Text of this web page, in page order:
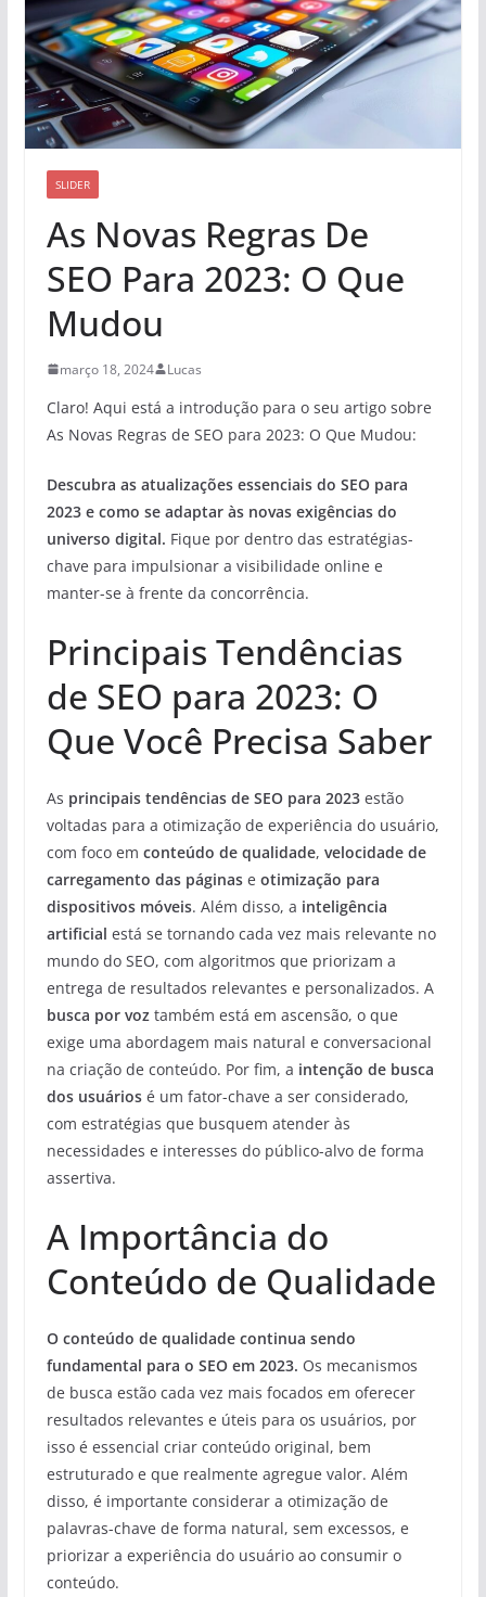
SLIDER
As Novas Regras De
SEO Para 2023: O Que
Mudou
março 18, 2024 Lucas
Claro! Aqui está a introdução para o seu artigo sobre
As Novas Regras de SEO para 2023: O Que Mudou:
Descubra as atualizações essenciais do SEO para
2023 e como se adaptar às novas exigências do
universo digital. Fique por dentro das estratégias-
chave para impulsionar a visibilidade online e
manter-se à frente da concorrência.
Principais Tendências
de SEO para 2023: O
Que Você Precisa Saber
As principais tendências de SEO para 2023estão
voltadas para a otimização de experiência do usuário,
com foco em conteúdo de qualidade, velocidade de
carregamento das páginase otimização para
dispositivos móveis. Além disso, a inteligência
artificial está se tornando cada vez mais relevante no
mundo do SEO, com algoritmos que priorizam a
entrega de resultados relevantes e personalizados. A
busca por voztambém está em ascensão, o que
exige uma abordagem mais natural e conversacional
na criação de conteúdo. Por fim, a intenção de busca
dos usuáriosé um fator-chave a ser considerado,
com estratégias que busquem atender às
necessidades e interesses do público-alvo de forma
assertiva.
A Importância do
Conteúdo de Qualidade
O conteúdo de qualidade continua sendo
fundamental para o SEO em 2023. Os mecanismos
de busca estão cada vez mais focados em oferecer
resultados relevantes e úteis para os usuários, por
isso é essencial criar conteúdo original, bem
estruturado e que realmente agregue valor. Além
disso, é importante considerar a otimização de
palavras-chave de forma natural, sem excessos, e
priorizar a experiência do usuário ao consumir o
conteúdo.